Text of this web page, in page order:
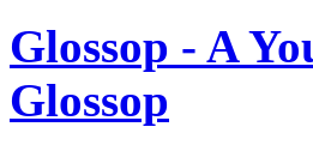
Glossop - A
Glossop